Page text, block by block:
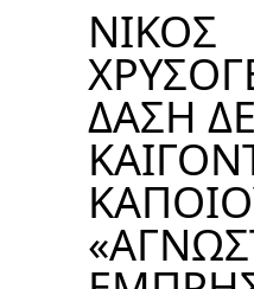
ΝΙΚΟΣ
ΔΑΣΗ